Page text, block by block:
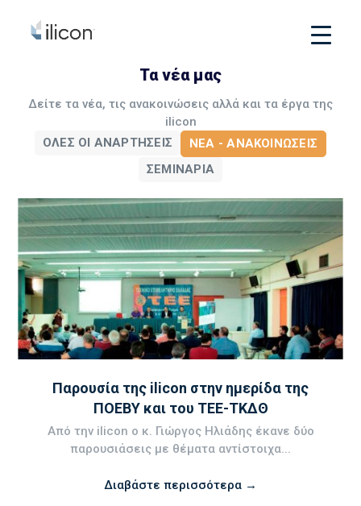
Τα νέα μας
Δείτε τα νέα, τις ανακοινώσεις αλλά και τα έργα της
ilicon
ΌΛΕΣ ΟΙ ΑΝΑΡΤΉΣΕΙΣ
ΝΈΑ - ΑΝΑΚΟΙΝΏΣΕΙΣ
ΣΕΜΙΝΆΡΙΑ
Παρουσία της ilicon στην ημερίδα της
ΠΟΕΒΥ και του ΤΕΕ-ΤΚΔΘ
Από την ilicon ο κ. Γιώργος Ηλιάδης έκανε δύο
παρουσιάσεις με θέματα αντίστοιχα...
Διαβάστε περισσότερα →